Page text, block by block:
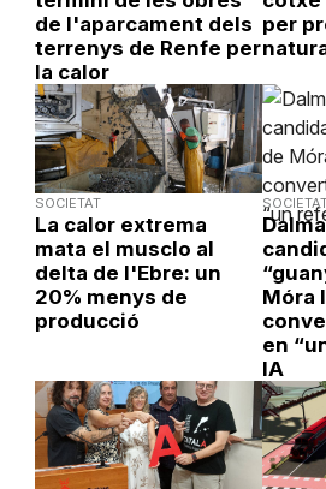
de l'aparcament dels
terrenys de Renfe per
la calor
per
SOCIETAT
La calor extrema
mata el musclo al
delta de l'Ebre: un
20% menys de
producció
Móra
en
IA